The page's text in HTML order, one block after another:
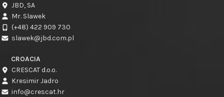
JBD, SA
Mr. Slawek
(+48) 422 909 730
slawek@jbd.com.pl
CROACIA
CRESCAT d.o.o.
Kresimir Jadro
info@crescat.hr